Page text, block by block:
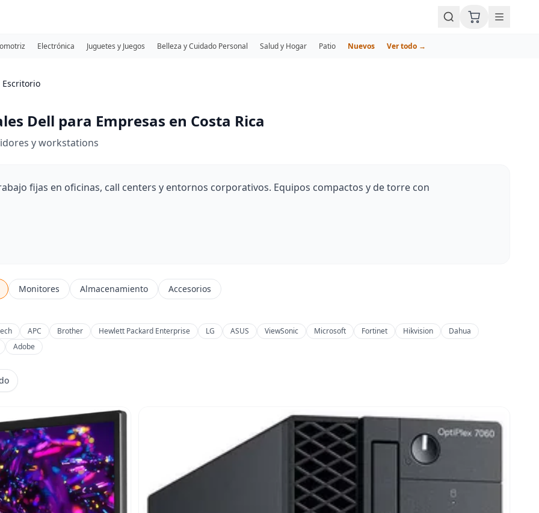
Electrónica Juguetes y Juegos Belleza y Cuidado Personal Salud y Hogar Patio Nuevos Ver todo →
Dell para Empresas en Costa Rica
y workstations
fijas en oficinas, call centers y entornos corporativos. Equipos compactos y de torre con
Monitores Almacenamiento Accesorios
APC Brother Hewlett Packard Enterprise LG ASUS ViewSonic Microsoft Fortinet Hikvision
Dahua
Adobe